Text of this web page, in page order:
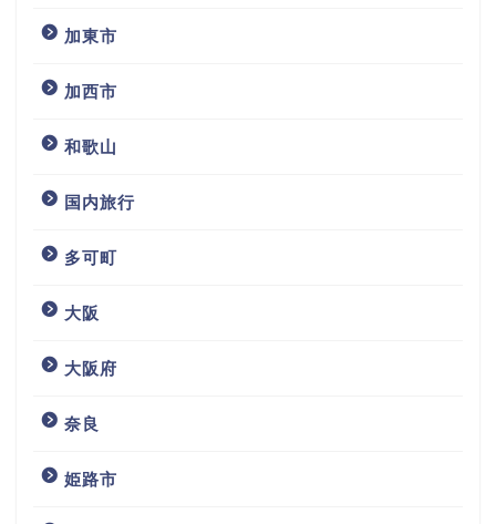
加東市
加西市
和歌山
国内旅行
多可町
大阪
大阪府
奈良
姫路市